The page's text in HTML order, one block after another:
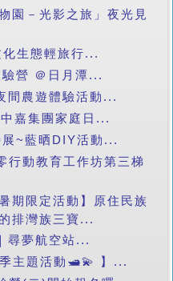
園－光影之旅」夜光見
化生態輕旅行...
營 ＠日月潭...
間農遊體驗活動...
嘉集團家庭日...
~藍晒DIY活動...
行動教育工作坊第三梯
期限定活動】原住民族
排灣族三寶...
尋夢航空站...
季主題活動🛥️💫 】...